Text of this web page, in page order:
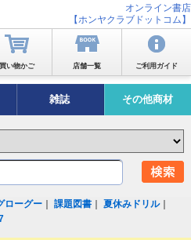
オンライン書店
【ホンヤクラブドットコム】
買い物かご 店舗一覧 ご利用ガイド
雑誌 その他商材
ローグー ｜課題図書 ｜夏休みドリル｜